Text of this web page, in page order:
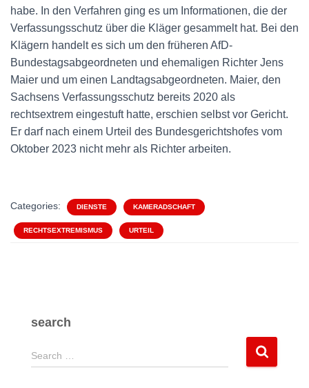
habe. In den Verfahren ging es um Informationen, die der
Verfassungsschutz über die Kläger gesammelt hat. Bei den
Klägern handelt es sich um den früheren AfD-
Bundestagsabgeordneten und ehemaligen Richter Jens
Maier und um einen Landtagsabgeordneten. Maier, den
Sachsens Verfassungsschutz bereits 2020 als
rechtsextrem eingestuft hatte, erschien selbst vor Gericht.
Er darf nach einem Urteil des Bundesgerichtshofes vom
Oktober 2023 nicht mehr als Richter arbeiten.
Categories: DIENSTE KAMERADSCHAFT
RECHTSEXTREMISMUS URTEIL
search
S
e
Search …